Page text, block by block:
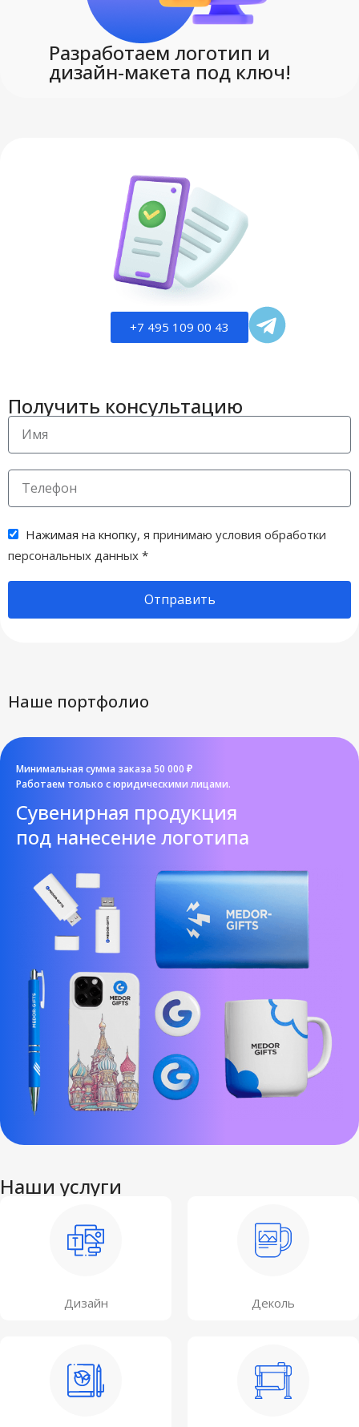
Разработаем логотип и
дизайн-макета под ключ!
+7 495 109 00 43
Получить консультацию
Нажимая на кнопку, я принимаю условия обработки
персональных данных *
Отправить
Наше портфолио
Минимальная сумма заказа 50 000 ₽
Работаем только с юридическими лицами.
Cувенирная продукция
под нанесение логотипа
Наши услуги
Дизайн Деколь